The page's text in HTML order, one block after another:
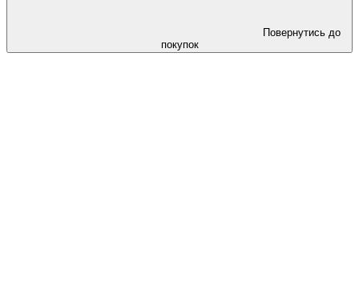
Повернутись до
покупок